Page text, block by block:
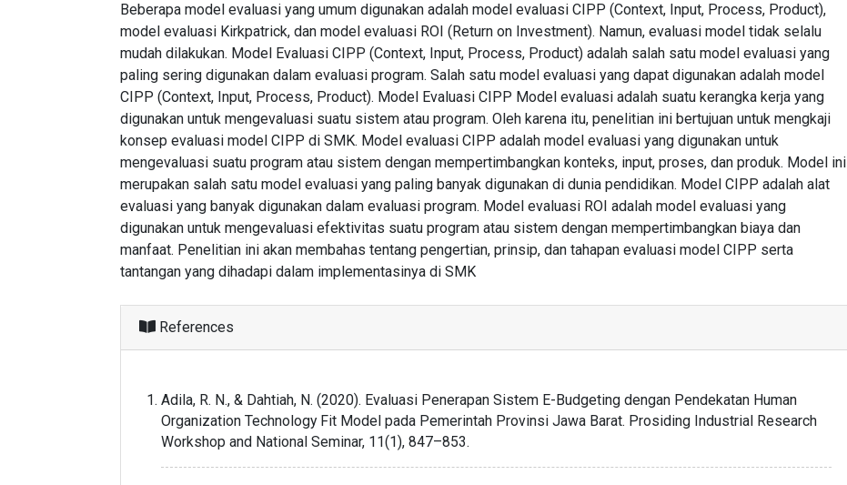
Beberapa model evaluasi yang umum digunakan adalah model evaluasi CIPP (Context, Input, Process, Product),
model evaluasi Kirkpatrick, dan model evaluasi ROI (Return on Investment). Namun, evaluasi model tidak selalu
mudah dilakukan. Model Evaluasi CIPP (Context, Input, Process, Product) adalah salah satu model evaluasi yang
paling sering digunakan dalam evaluasi program. Salah satu model evaluasi yang dapat digunakan adalah model
CIPP (Context, Input, Process, Product). Model Evaluasi CIPP Model evaluasi adalah suatu kerangka kerja yang
digunakan untuk mengevaluasi suatu sistem atau program. Oleh karena itu, penelitian ini bertujuan untuk mengkaji
konsep evaluasi model CIPP di SMK. Model evaluasi CIPP adalah model evaluasi yang digunakan untuk
mengevaluasi suatu program atau sistem dengan mempertimbangkan konteks, input, proses, dan produk. Model ini
merupakan salah satu model evaluasi yang paling banyak digunakan di dunia pendidikan. Model CIPP adalah alat
evaluasi yang banyak digunakan dalam evaluasi program. Model evaluasi ROI adalah model evaluasi yang
digunakan untuk mengevaluasi efektivitas suatu program atau sistem dengan mempertimbangkan biaya dan
manfaat. Penelitian ini akan membahas tentang pengertian, prinsip, dan tahapan evaluasi model CIPP serta
tantangan yang dihadapi dalam implementasinya di SMK
References
Adila, R. N., & Dahtiah, N. (2020). Evaluasi Penerapan Sistem E-Budgeting dengan Pendekatan Human
Organization Technology Fit Model pada Pemerintah Provinsi Jawa Barat. Prosiding Industrial Research
Workshop and National Seminar, 11(1), 847–853.